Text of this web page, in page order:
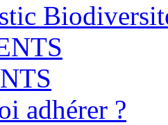
adhérer ?